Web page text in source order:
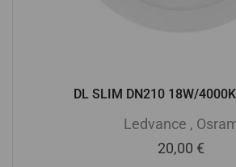
DL SLIM DN210 18W/
Ledvance ,
20,00 €